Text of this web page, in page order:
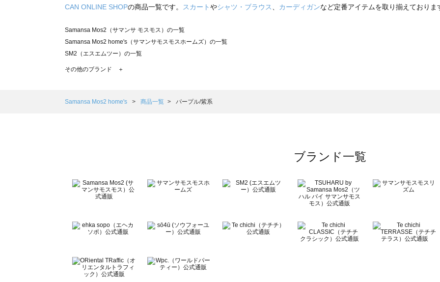
CAN ONLINE SHOPの商品一覧です。 スカートやシャツ・ブラウス、 カーディガンなど定番アイテムを取り揃えておりま
Samansa Mos2（サマンサ モスモス）の一覧
Samansa Mos2 home's（サマンサモスモスホームズ）の一覧
SM2（エスエムツー）の一覧
TSUHARU by Samansa Mos2（ツハルバイサマンサモスモス）の一覧
Samansa Mos2 Lagom（サマンサモスモス ラーゴム）の一覧
BETTY'S BLUE（べティーズブルー）の一覧
Wpc.（ワールドパーティー）の一覧
その他のブランド ＋
Samansa Mos2 home's 商品一覧 パープル/紫系
ブランド一覧